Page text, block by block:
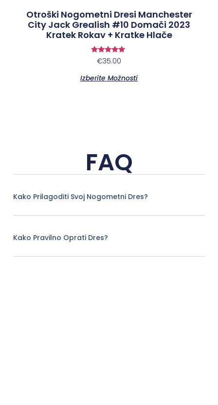
Otroški Nogometni Dresi Manchester
City Jack Grealish #10 Domači 2023
Kratek Rokav + Kratke Hlače
Ocenjeno
5.00
€35.00
Izberite Možnosti
FAQ
Kako Prilagoditi Svoj Nogometni Dres?
Kako Pravilno Oprati Dres?